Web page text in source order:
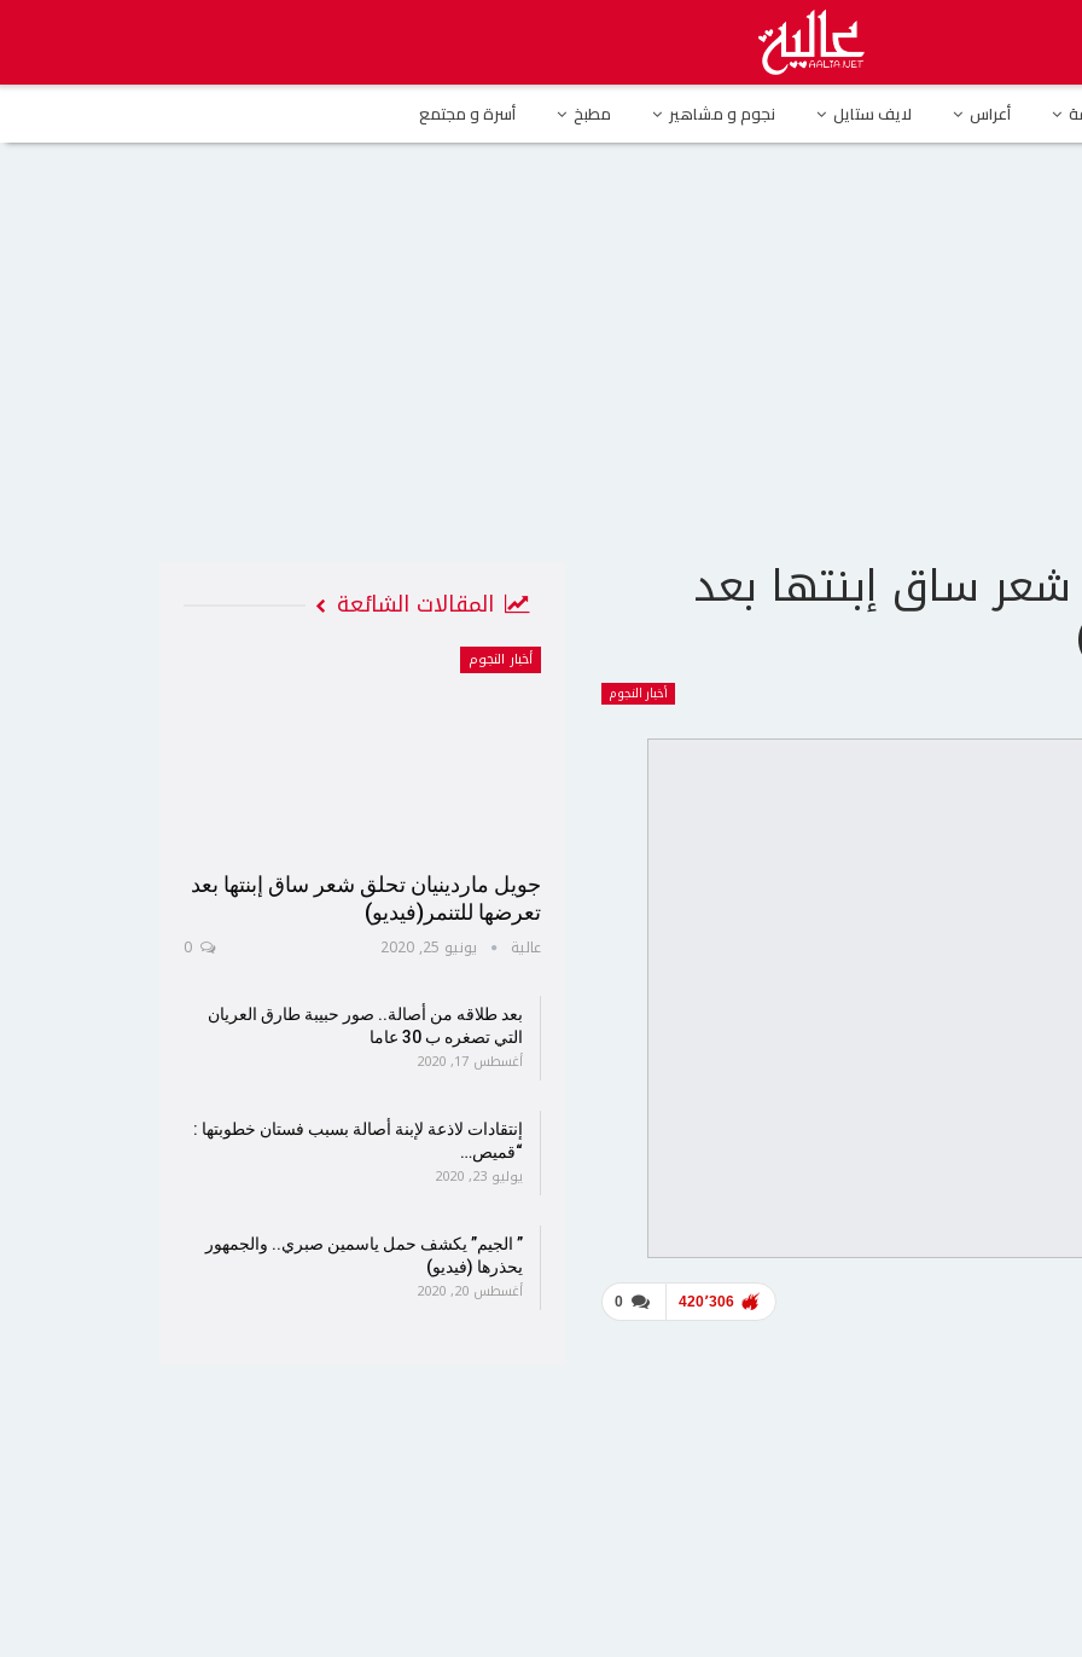
أعراس لايف ستايل نجوم و مشاهير مطبخ أسرة و مجتمع
تحلق شعر ساق إبنتها بعد تعرضها للتنمر(فيديو)
شعر ساق إبنتها بعد
أخبار النجوم
0 420٬306
المقالات الشائعة
أخبار النجوم
جويل ماردينيان تحلق شعر ساق إبنتها بعد
تعرضها للتنمر(فيديو)
عالية يونيو 25, 2020
بعد طلاقه من أصالة.. صور حبيبة طارق العريان
التي تصغره ب 30 عاما
أغسطس 17, 2020
إنتقادات لاذعة لإبنة أصالة بسبب فستان خطوبتها :
“قميص…
يوليو 23, 2020
” الجيم” يكشف حمل ياسمين صبري.. والجمهور
يحذرها (فيديو)
أغسطس 20, 2020